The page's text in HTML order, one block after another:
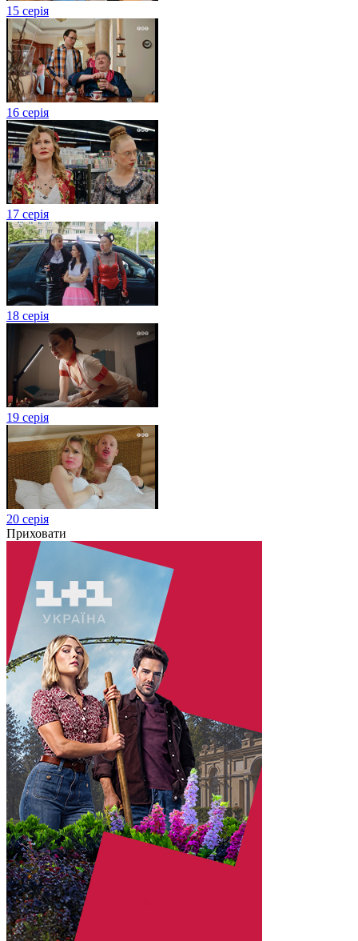
15 серія
16 серія
17 серія
18 серія
19 серія
20 серія
Приховати